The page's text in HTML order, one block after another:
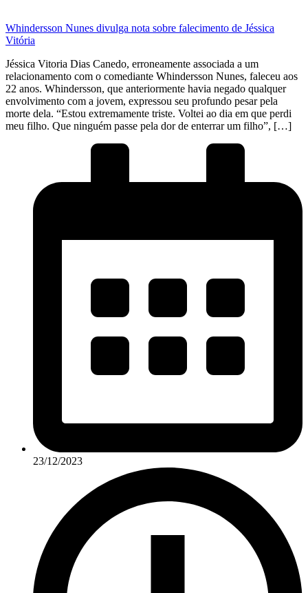
Whindersson Nunes divulga nota sobre falecimento de Jéssica
Vitória
Jéssica Vitoria Dias Canedo, erroneamente associada a um
relacionamento com o comediante Whindersson Nunes, faleceu aos
22 anos. Whindersson, que anteriormente havia negado qualquer
envolvimento com a jovem, expressou seu profundo pesar pela
morte dela. “Estou extremamente triste. Voltei ao dia em que perdi
meu filho. Que ninguém passe pela dor de enterrar um filho”, […]
23/12/2023